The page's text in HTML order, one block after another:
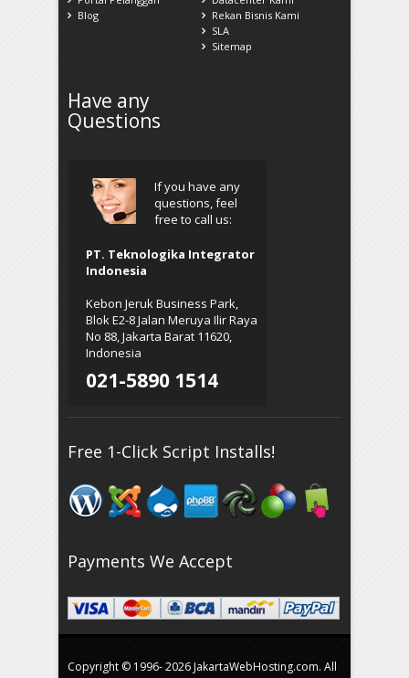
Blog
Rekan Bisnis Kami
SLA
Sitemap
Have any
Questions
If you have any
questions, feel
free to call us:
PT. Teknologika Integrator
Indonesia
Kebon Jeruk Business Park,
Blok E2-8 Jalan Meruya Ilir Raya
No 88, Jakarta Barat 11620,
Indonesia
021-5890 1514
Free 1-Click Script Installs!
Payments We Accept
Copyright © 1996-2026 JakartaWebHosting.com. All